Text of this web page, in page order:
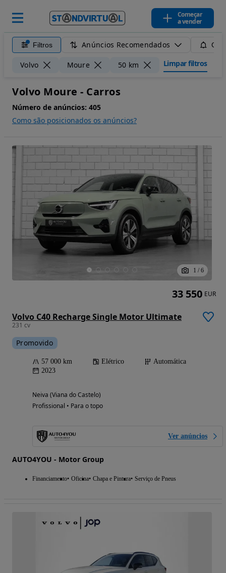
Começar
a vender
Filtros Anúncios Recomendados
Volvo Moure 50 km Limpar filtros
Volvo Moure - Carros
Número de anúncios: 405
Como são posicionados os anúncios?
1 / 6
Volvo C40 Recharge Single Motor Ultimate
231 cv
Promovido
57 000 km Elétrico
Automática
2023
Neiva (Viana do Castelo)
Profissional • Para o topo
Ver anúncios
AUTO4YOU - Motor Group
Financiamento Oficina Chapa e Pintura Serviço de Pneus
33 550 EUR